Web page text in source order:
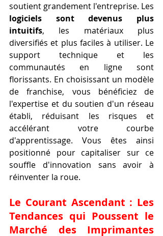
logiciels sont devenus plus
intuitifs, les matériaux plus
diversifiés et plus faciles à utiliser. Le
support technique et les
communautés en ligne sont
florissants. En choisissant un modèle
de franchise, vous bénéficiez de
l'expertise et du soutien d'un réseau
établi, réduisant les risques et
accélérant votre courbe
d'apprentissage. Vous êtes ainsi
positionné pour capitaliser sur ce
souffle d'innovation sans avoir à
réinventer la roue.
Le Courant Ascendant : Les
Tendances qui Poussent le
Marché des Imprimantes